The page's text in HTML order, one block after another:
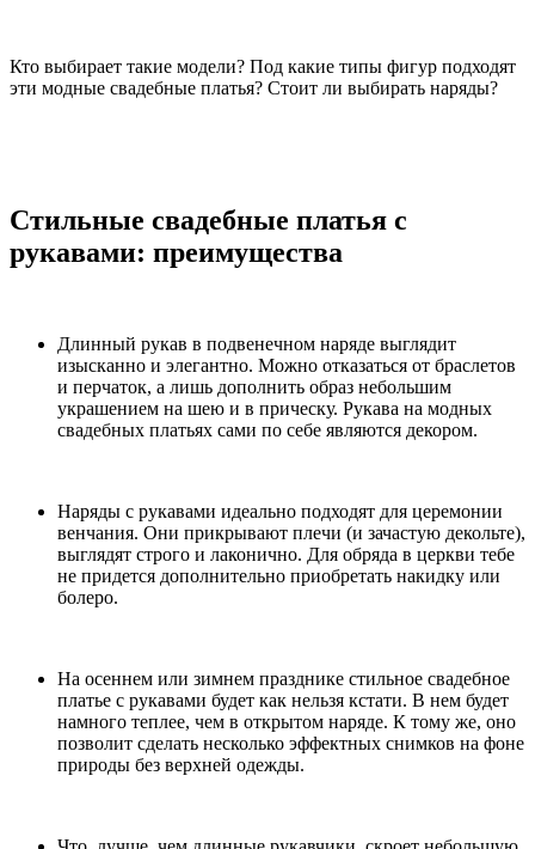
Кто выбирает такие модели? Под какие типы фигур подходят
эти модные свадебные платья? Стоит ли выбирать наряды?
Стильные свадебные платья с
рукавами: преимущества
Длинный рукав в подвенечном наряде выглядит
изысканно и элегантно. Можно отказаться от браслетов
и перчаток, а лишь дополнить образ небольшим
украшением на шею и в прическу. Рукава на модных
свадебных платьях сами по себе являются декором.
Наряды с рукавами идеально подходят для церемонии
венчания. Они прикрывают плечи (и зачастую декольте),
выглядят строго и лаконично. Для обряда в церкви тебе
не придется дополнительно приобретать накидку или
болеро.
На осеннем или зимнем празднике стильное свадебное
платье с рукавами будет как нельзя кстати. В нем будет
намного теплее, чем в открытом наряде. К тому же, оно
позволит сделать несколько эффектных снимков на фоне
природы без верхней одежды.